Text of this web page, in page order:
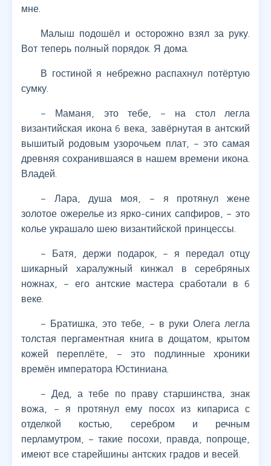
мне.
Малыш подошёл и осторожно взял за руку.
Вот теперь полный порядок. Я дома.
В гостиной я небрежно распахнул потёртую
сумку.
– Маманя, это тебе, – на стол легла
византийская икона 6 века, завёрнутая в антский
вышитый родовым узорочьем плат, – это самая
древняя сохранившаяся в нашем времени икона.
Владей.
– Лара, душа моя, – я протянул жене
золотое ожерелье из ярко-синих сапфиров, – это
колье украшало шею византийской принцессы.
– Батя, держи подарок, – я передал отцу
шикарный харалужный кинжал в серебряных
ножнах, – его антские мастера сработали в 6
веке.
– Братишка, это тебе, – в руки Олега легла
толстая пергаментная книга в дощатом, крытом
кожей переплёте, – это подлинные хроники
времён императора Юстиниана.
– Дед, а тебе по праву старшинства, знак
вожа, – я протянул ему посох из кипариса с
отделкой костью, серебром и речным
перламутром, – такие посохи, правда, попроще,
имеют все старейшины антских градов и весей.